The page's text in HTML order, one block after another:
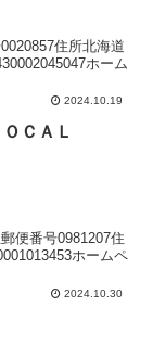
住所北海道
ホーム
2024.10.19
ＣＡＬ
便番号0981207住
ホームペ
2024.10.30